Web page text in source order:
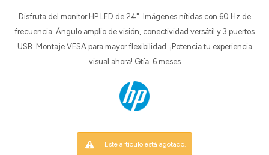
Disfruta del monitor HP LED de 24". Imágenes nítidas con 60 Hz de
frecuencia. Ángulo amplio de visión, conectividad versátil y 3 puertos
USB. Montaje VESA para mayor flexibilidad. ¡Potencia tu experiencia
visual ahora! Gtía: 6 meses
Este artículo está agotado.